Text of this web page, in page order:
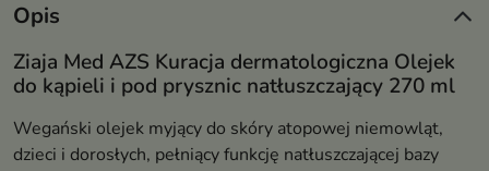
Opis
Ziaja Med AZS Kuracja dermatologiczna Olejek
do kąpieli i pod prysznic natłuszczający 270 ml
Wegański olejek myjący do skóry atopowej niemowląt,
dzieci i dorosłych, pełniący funkcję natłuszczającej bazy